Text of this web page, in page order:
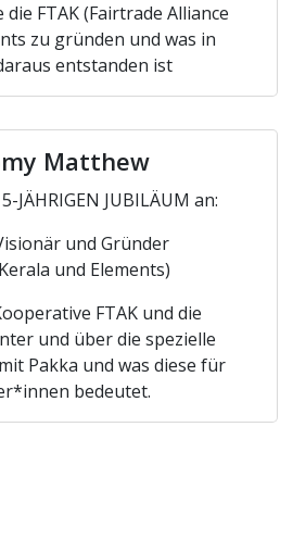
FTAK (Fairtrade Alliance
zu gründen und was in
entstanden ist
Matthew
JÄHRIGEN JUBILÄUM an:
und Gründer
und Elements)
FTAK und die
und über die spezielle
Pakka und was diese für
bedeutet.